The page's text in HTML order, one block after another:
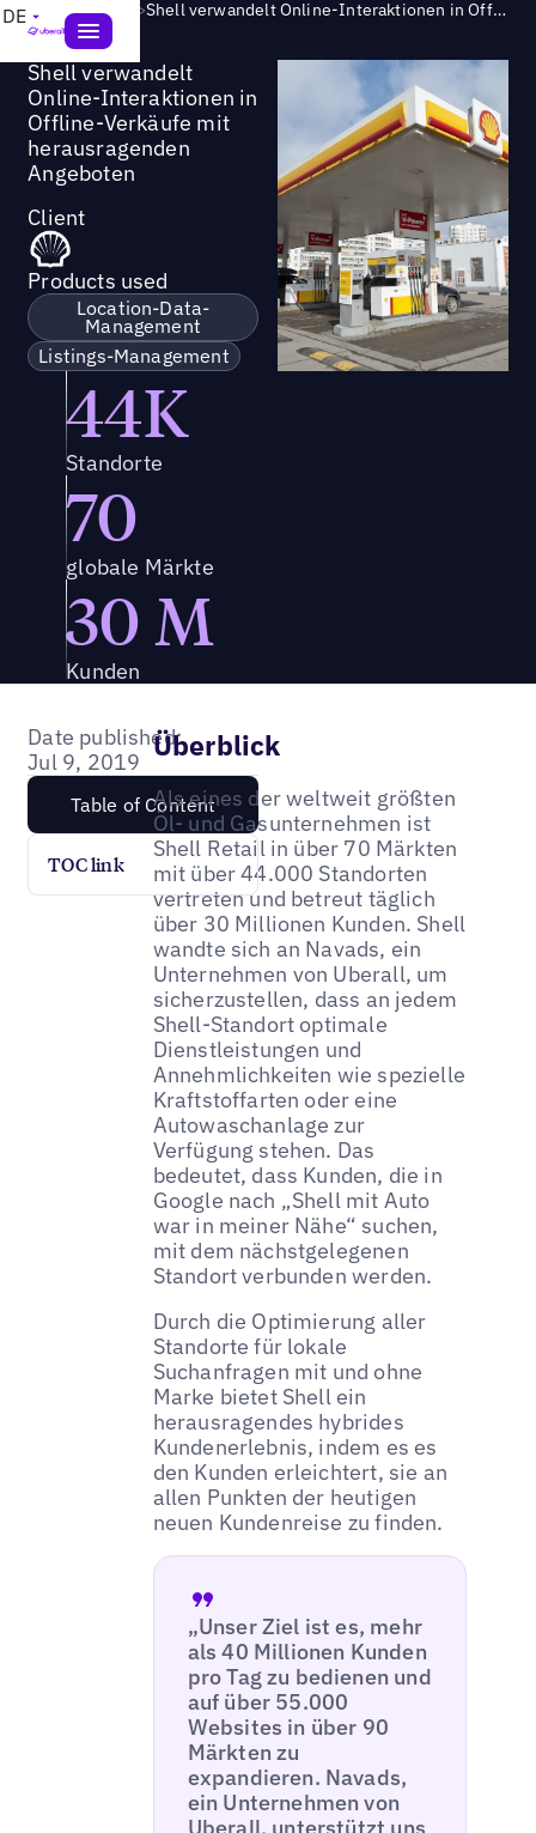
DE Success Story > Shell verwandelt Online-Interaktionen in Offline-Verkäufe mit herausragenden Angeboten
Shell verwandelt
Online-Interaktionen in
Offline-Verkäufe mit
herausragenden
Angeboten
Client
Products used
Location-Data-
Management
Listings-Management
44K
Standorte
70
globale Märkte
30 M
Kunden
Date published:
Jul 9, 2019
Table of Content
TOC link
Überblick
Als eines der weltweit größten
Öl- und Gasunternehmen ist
Shell Retail in über 70 Märkten
mit über 44.000 Standorten
vertreten und betreut täglich
über 30 Millionen Kunden. Shell
wandte sich an Navads, ein
Unternehmen von Uberall, um
sicherzustellen, dass an jedem
Shell-Standort optimale
Dienstleistungen und
Annehmlichkeiten wie spezielle
Kraftstoffarten oder eine
Autowaschanlage zur
Verfügung stehen. Das
bedeutet, dass Kunden, die in
Google nach „Shell mit Auto
war in meiner Nähe“ suchen,
mit dem nächstgelegenen
Standort verbunden werden.
Durch die Optimierung aller
Standorte für lokale
Suchanfragen mit und ohne
Marke bietet Shell ein
herausragendes hybrides
Kundenerlebnis, indem es es
den Kunden erleichtert, sie an
allen Punkten der heutigen
neuen Kundenreise zu finden.
„Unser Ziel ist es, mehr
als 40 Millionen Kunden
pro Tag zu bedienen und
auf über 55.000
Websites in über 90
Märkten zu
expandieren. Navads,
ein Unternehmen von
Uberall, unterstützt uns